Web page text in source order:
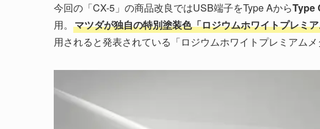
今回の「CX-5」の商品改良ではUSB端子をType AからType
用。 マツダが独自の特別塗装色「ロジウムホワイトプレミ
用されると発表されている「ロジウムホワイトプレミアムメ